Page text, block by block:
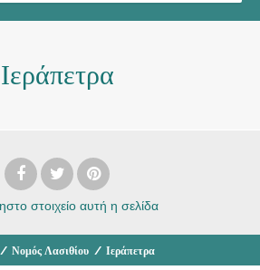
Ιεράπετρα
στοιχείο αυτή η σελίδα
/ Νομός Λασιθίου / Ιεράπετρα